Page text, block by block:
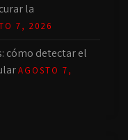
la
7, 2026
cómo detectar el
AGOSTO 7,